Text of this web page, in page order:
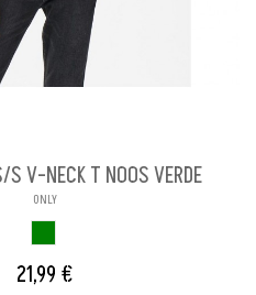
S V-NECK T NOOS VERDE
ONLY
21,99 €